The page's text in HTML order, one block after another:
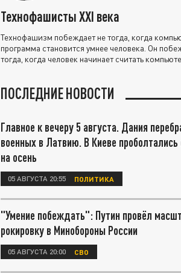
Технофашисты XXI века
Технофашизм побеждает не тогда, когда
программа становится умнее человека. Он
тогда, когда человек начинает считать
ПОСЛЕДНИЕ НОВОСТИ
Главное к вечеру 5 августа. Дания
военных в Латвию. В Киеве проболтались
на осень
05 АВГУСТА 20:55 ПОЛИТИКА
"Умение побеждать": Путин провёл
рокировку в Минобороны России
05 АВГУСТА 20:00 СВО